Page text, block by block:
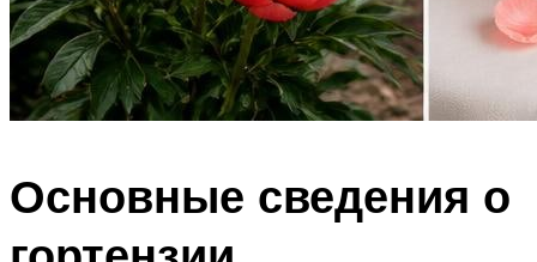
Основные сведения о